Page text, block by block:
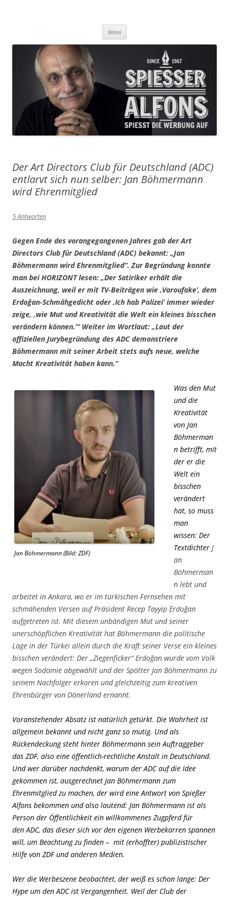
Spiesser Alfons
Menü
springen
Der Art Directors Club für Deutschland (ADC)
entlarvt sich nun selber: Jan Böhmermann
wird Ehrenmitglied
5 Antworten
Gegen Ende des vorangegangenen Jahres gab der Art
Directors Club für Deutschland (ADC) bekannt: „Jan
Böhmermann wird Ehrenmitglied“. Zur Begründung konnte
man bei HORIZONT lesen: „Der Satiriker erhält die
Auszeichnung, weil er mit TV-Beiträgen wie ‚Varoufake’, dem
Erdoğan-Schmähgedicht oder ‚Ich hab Polizei’ immer wieder
zeige, ‚wie Mut und Kreativität die Welt ein kleines bisschen
verändern können.’“ Weiter im Wortlaut: „Laut der
offiziellen Jurybegründung des ADC demonstriere
Böhmermann mit seiner Arbeit stets aufs neue, welche
Macht Kreativität haben kann.“
Jan Böhmermann (Bild: ZDF)
Was den Mut
und die
Kreativität
von Jan
Böhmerman
n betrifft, mit
der er die
Welt ein
bisschen
verändert
hat, so muss
man
wissen: Der
Textdichter J
an
Böhmerman
n lebt und
arbeitet in Ankara, wo er im türkischen Fernsehen mit
schmähenden Versen auf Präsident Recep Tayyip Erdoğan
aufgetreten ist. Mit diesem unbändigen Mut und seiner
unerschöpflichen Kreativität hat Böhmermann die politische
Lage in der Türkei allein durch die Kraft seiner Verse ein kleines
bisschen verändert: Der „Ziegenficker“Erdoğan wurde vom Volk
wegen Sodomie abgewählt und der Spötter Jan Böhmermann zu
seinem Nachfolger erkoren und gleichzeitig zum kreativen
Ehrenbürger von Dönerland ernannt.
Voranstehender Absatz ist natürlich getürkt. Die Wahrheit ist
allgemein bekannt und nicht ganz so mutig. Und als
Rückendeckung steht hinter Böhmermann sein Auftraggeber
das ZDF, also eine öffentlich-rechtliche Anstalt in Deutschland.
Und wer darüber nachdenkt, warum der ADC auf die Idee
gekommen ist, ausgerechnet Jan Böhmermann zum
Ehrenmitglied zu machen, der wird eine Antwort von Spießer
Alfons bekommen und also lautend: Jan Böhmermann ist als
Person der Öffentlichkeit ein willkommenes Zugpferd für
den ADC, das dieser sich vor den eigenen Werbekarren spannen
will, um Beachtung zu finden – mit (erhoffter) publizistischer
Hilfe von ZDF und anderen Medien.
Wer die Werbeszene beobachtet, der weiß es schon lange: Der
Hype um den ADC ist Vergangenheit. Weil der Club der